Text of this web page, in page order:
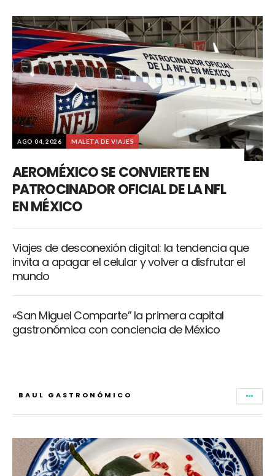
AGO 04, 2026 MALETA DE VIAJES
AEROMÉXICO SE CONVIERTE EN
PATROCINADOR OFICIAL DE LA NFL
EN MÉXICO
Viajes de desconexión digital: la tendencia que
invita a apagar el celular y volver a disfrutar el
mundo
«San Miguel Comparte” la primera capital
gastronómica con conciencia de México
BAUL GASTRONÓMICO